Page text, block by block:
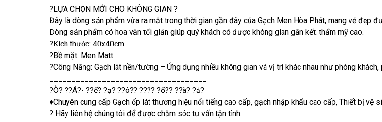
?LỰA CHỌN MỚI CHO KHÔNG GIAN ?
Đây là dòng sản phẩm vừa ra mắt trong thời gian gần đây của Gạch Men Hòa Phát, mang vẻ đẹp
Dòng sản phẩm có hoa văn tối giản giúp quý khách có được không gian gắn kết, thẩm mỹ cao.
?Kích thước: 40x40cm
?Bề mặt: Men Matt
?Công Năng: Gạch lát nền/tường – Ứng dụng nhiều không gian và vị trí khác nhau như phòng
?Ò? ??Á?- ??ế? ?ạ? ??ô?? ???? ?ố?? ??à? ?ả?
♦️Chuyên cung cấp Gạch ốp lát thương hiệu nổi tiếng cao cấp, gạch nhập khẩu cao cấp, Thiết bị vệ
? Hãy liên hệ chúng tôi để được chăm sóc tư vấn tận tình.